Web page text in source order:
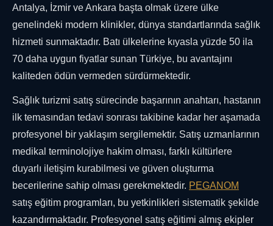
Antalya, İzmir ve Ankara başta olmak üzere ülke
genelindeki modern klinikler, dünya standartlarında sağlık
hizmeti sunmaktadır. Batı ülkelerine kıyasla yüzde 50 ila
70 daha uygun fiyatlar sunan Türkiye, bu avantajını
kaliteden ödün vermeden sürdürmektedir.
Sağlık turizmi satış sürecinde başarının anahtarı, hastanın
ilk temasından tedavi sonrası takibine kadar her aşamada
profesyonel bir yaklaşım sergilemektir. Satış uzmanlarının
medikal terminolojiye hakim olması, farklı kültürlere
duyarlı iletişim kurabilmesi ve güven oluşturma
becerilerine sahip olması gerekmektedir. PEGANOM
satış eğitim programları, bu yetkinlikleri sistematik şekilde
kazandırmaktadır. Profesyonel satış eğitimi almış ekipler